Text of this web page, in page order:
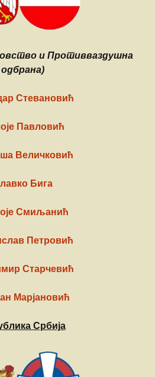
и Противваздушна
одбрана)
Стевановић
Павловић
Величковић
Бига
Смиљанић
Петровић
Старчевић
Марјановић
Србија